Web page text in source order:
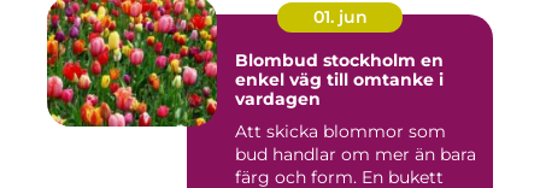
01. jun
Blombud stockholm en
enkel väg till omtanke i
vardagen
Att skicka blommor som
bud handlar om mer än bara
färg och form. En bukett